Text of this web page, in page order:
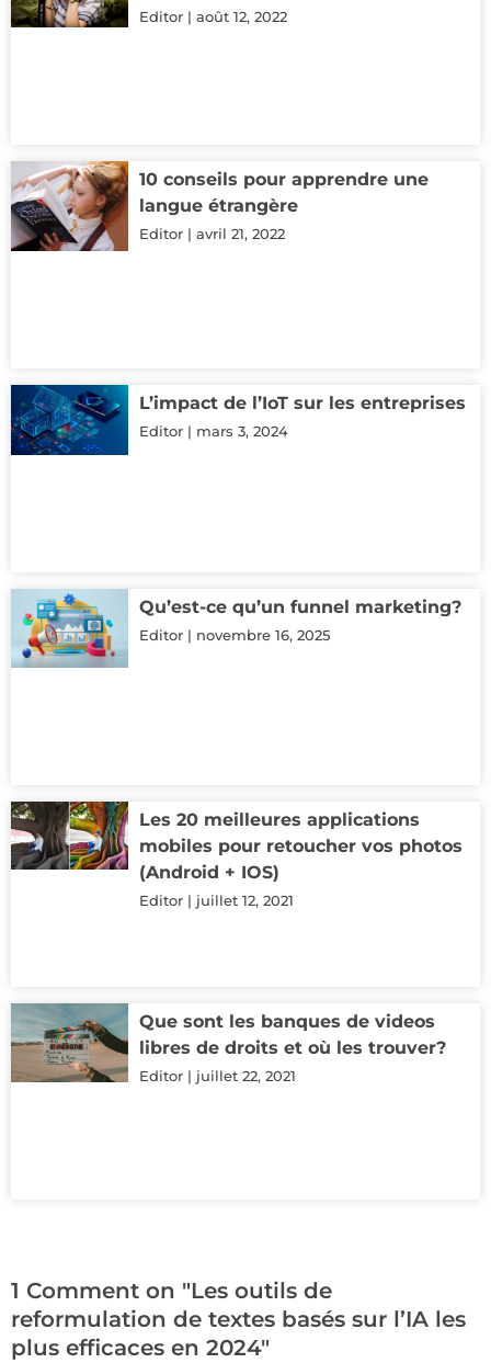
Editor août 12, 2022
10 conseils pour apprendre une
langue étrangère
Editor avril 21, 2022
L’impact de l’IoT sur les entreprises
Editor mars 3, 2024
Qu’est-ce qu’un funnel marketing?
Editor novembre 16, 2025
Les 20 meilleures applications
mobiles pour retoucher vos photos
(Android + IOS)
Editor juillet 12, 2021
Que sont les banques de videos
libres de droits et où les trouver?
Editor juillet 22, 2021
1 Comment on "Les outils de
reformulation de textes basés sur l’IA les
plus efficaces en 2024"